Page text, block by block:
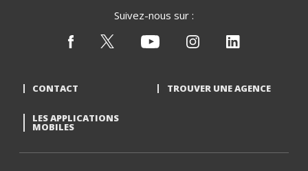
Suivez-nous sur :
CONTACT TROUVER UNE AGENCE
LES APPLICATIONS
MOBILES